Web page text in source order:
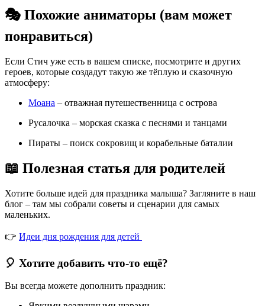
🎭 Похожие аниматоры (вам может
понравиться)
Если Стич уже есть в вашем списке, посмотрите и других
героев, которые создадут такую же тёплую и сказочную
атмосферу:
Моана – отважная путешественница с острова
Русалочка – морская сказка с песнями и танцами
Пираты – поиск сокровищ и корабельные баталии
📖 Полезная статья для родителей
Хотите больше идей для праздника малыша? Загляните в наш
блог – там мы собрали советы и сценарии для самых
маленьких.
👉 Идеи дня рождения для детей
🎈 Хотите добавить что-то ещё?
Вы всегда можете дополнить праздник: